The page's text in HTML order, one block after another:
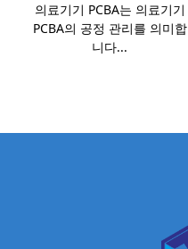
의료기기 PCBA는 의료기기
PCBA의 공정 관리를 의미합
니다...